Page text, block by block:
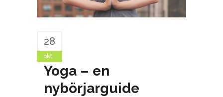
28
okt
Yoga – en
nybörjarguide